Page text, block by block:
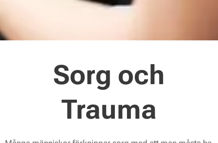
Sorg och
Trauma